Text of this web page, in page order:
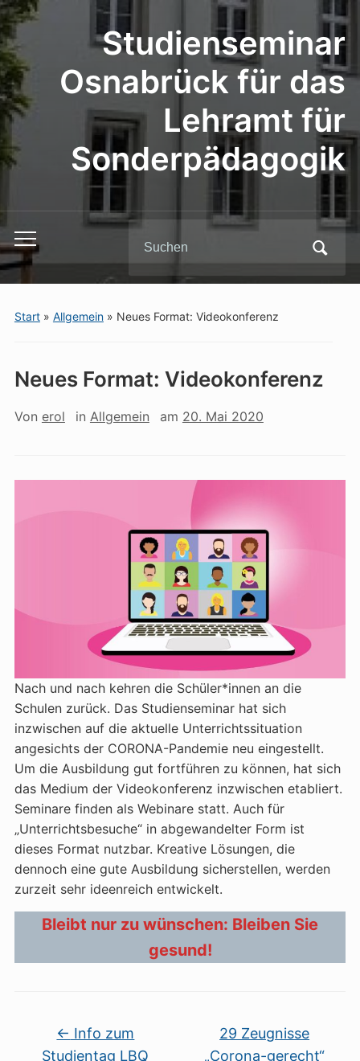
Studienseminar
Osnabrück für das
Lehramt für
Sonderpädagogik
Toggle
mobile
menu
Search
for:
Start» Allgemein» Neues Format: Videokonferenz
Neues Format: Videokonferenz
Von erol in Allgemein am 20. Mai 2020
Nach und nach kehren die Schüler*innen an die
Schulen zurück. Das Studienseminar hat sich
inzwischen auf die aktuelle Unterrichtssituation
angesichts der CORONA-Pandemie neu eingestellt.
Um die Ausbildung gut fortführen zu können, hat sich
das Medium der Videokonferenz inzwischen etabliert.
Seminare finden als Webinare statt. Auch für
„Unterrichtsbesuche“ in abgewandelter Form ist
dieses Format nutzbar. Kreative Lösungen, die
dennoch eine gute Ausbildung sicherstellen, werden
zurzeit sehr ideenreich entwickelt.
Bleibt nur zu wünschen: Bleiben Sie
gesund!
← Info zum
Studientag LBQ
29 Zeugnisse
„Corona-gerecht“